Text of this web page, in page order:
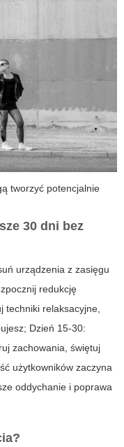
tworzyć potencjalnie
30 dni bez
urządzenia z zasięgu
redukcję
techniki relaksacyjne,
Dzień 15-30:
zachowania, świętuj
użytkowników zaczyna
oddychanie i poprawa